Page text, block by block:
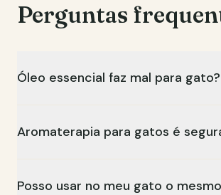
Perguntas
Óleo essencial faz mal para gato?
Aromaterapia para gatos é
Posso usar no meu gato o